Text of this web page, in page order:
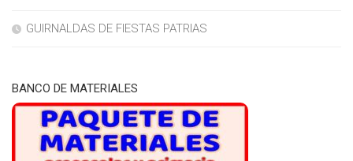
GUIRNALDAS DE FIESTAS PATRIAS
BANCO DE MATERIALES